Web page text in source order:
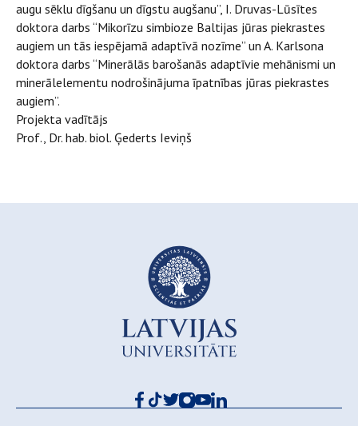
augu sēklu dīgšanu un dīgstu augšanu”, I. Druvas-Lūsītes
doktora darbs “Mikorīzu simbioze Baltijas jūras piekrastes
augiem un tās iespējamā adaptīvā nozīme” un A. Karlsona
doktora darbs “Minerālās barošanās adaptīvie mehānismi un
minerālelementu nodrošinājuma īpatnības jūras piekrastes
augiem”.
Projekta vadītājs
Prof., Dr. hab. biol. Ģederts Ieviņš